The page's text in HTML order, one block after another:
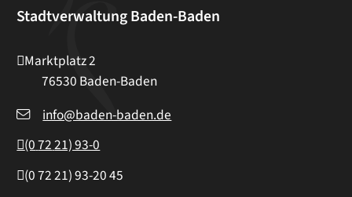
Stadtverwaltung Baden-Baden
Marktplatz 2
76530 Baden-Baden
info@baden-baden.de
(07221) 93-0
(07221) 93-2045